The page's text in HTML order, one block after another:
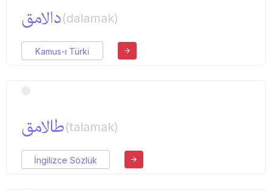
دالامق(dalamak)
Kamus-ı Türki
طالامق(talamak)
İngilizce Sözlük